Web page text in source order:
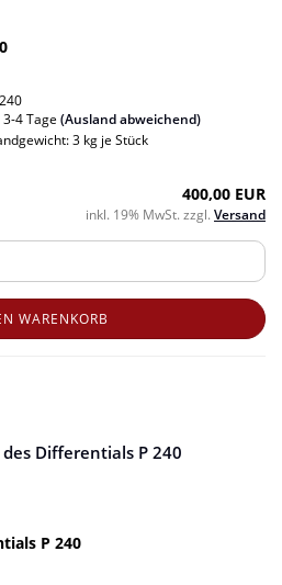
3-4 Tage (Ausland abweichend)
3 kg je Stück
400,00 EUR
inkl. 19% MwSt. zzgl. Versand
WARENKORB
P 240